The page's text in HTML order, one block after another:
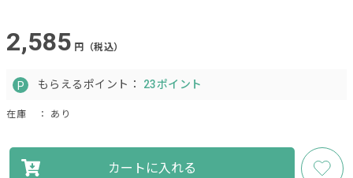
2,585 円（税込）
もらえるポイント： 23ポイント
在庫 ： あり
カートに入れる